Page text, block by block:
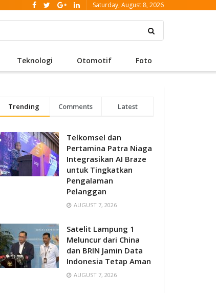
Saturday, August 8, 2026
Teknologi Otomotif Foto
Trending Comments Latest
Telkomsel dan
Pertamina Patra Niaga
Integrasikan AI Braze
untuk Tingkatkan
Pengalaman
Pelanggan
AUGUST 7, 2026
Satelit Lampung 1
Meluncur dari China
dan BRIN Jamin Data
Indonesia Tetap Aman
AUGUST 7, 2026